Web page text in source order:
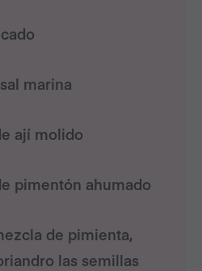
marina
ají molido
pimentón ahumado
de pimienta,
las semillas